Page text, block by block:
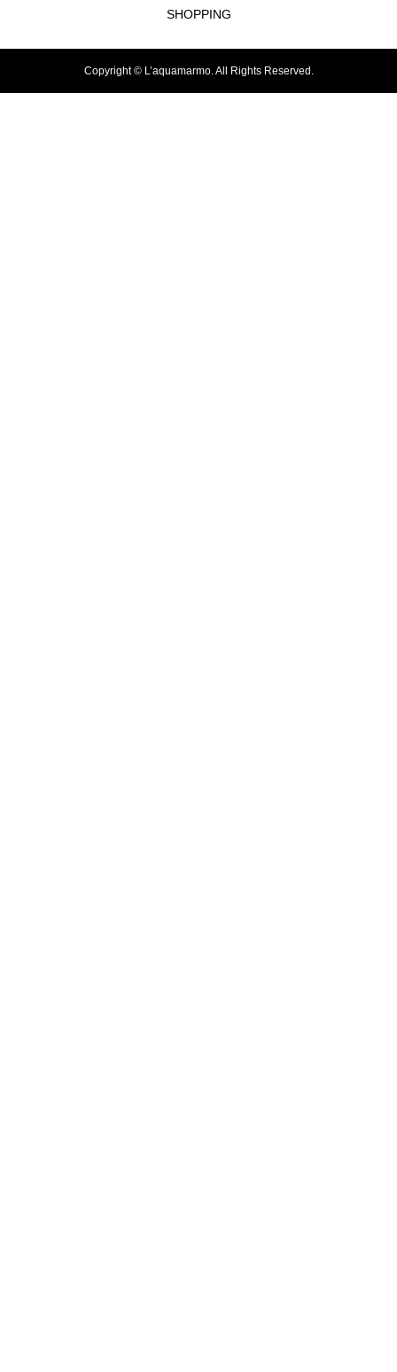
SHOPPING
Copyright ©L’aquamarmo. All Rights Reserved.